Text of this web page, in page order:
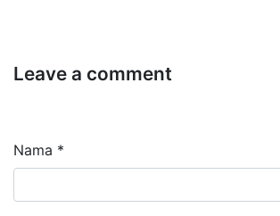
Leave a comment
Nama *